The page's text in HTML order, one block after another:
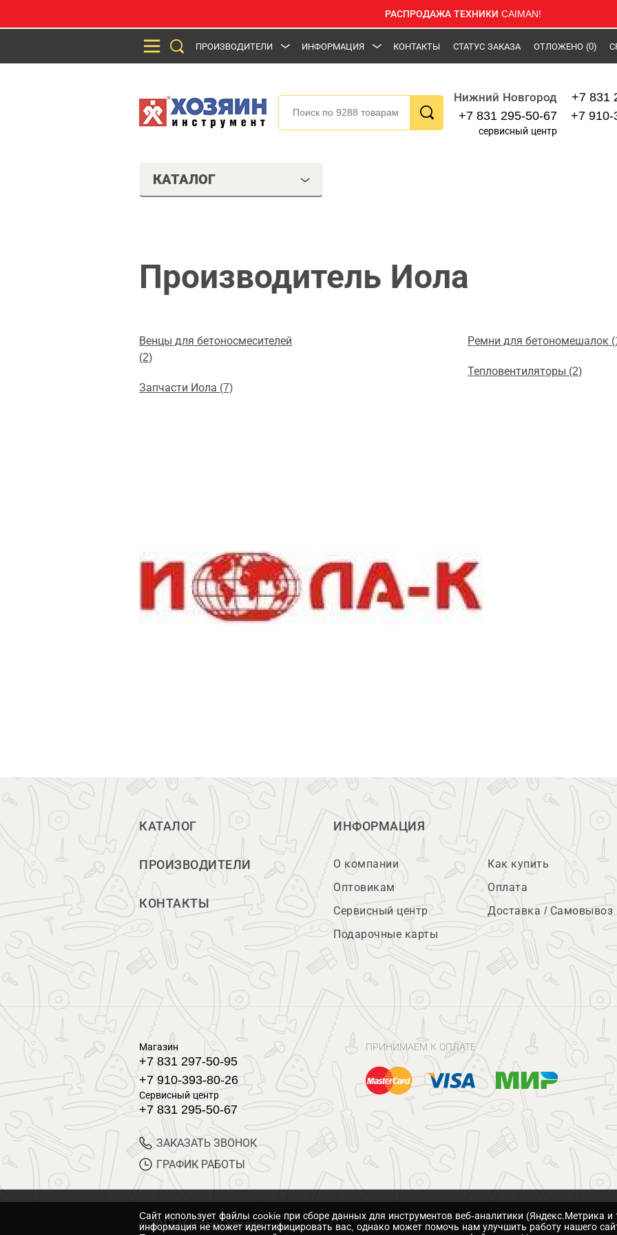
РАСПРОДАЖА ТЕХНИКИ CAIMAN!
ПРОИЗВОДИТЕЛИ ИНФОРМАЦИЯ КОНТАКТЫ СТАТУС ЗАКАЗА ОТЛОЖЕНО (0)
Нижний Новгород
+7 831 295-50-67
сервисный центр
+7 831
+7 910-
КАТАЛОГ
Производитель Иола
Венцы для бетоносмесителей
(2)
Запчасти Иола (7)
Ремни для бетономешалок
Тепловентиляторы (2)
КАТАЛОГ
ПРОИЗВОДИТЕЛИ
КОНТАКТЫ
ИНФОРМАЦИЯ
О компании
Оптовикам
Сервисный центр
Подарочные карты
Как купить
Оплата
Доставка / Самовывоз
Магазин
+7 831 297-50-95
+7 910-393-80-26
Сервисный центр
+7 831 295-50-67
ЗАКАЗАТЬ ЗВОНОК
ГРАФИК РАБОТЫ
ПРИНИМАЕМ К ОПЛАТЕ
© 2017 Магазин Хозяин
Cайт использует файлы cookie при сборе данных для инструментов веб-аналитики (Яндекс.Метрика
информация не может идентифицировать вас, однако может помочь нам улучшить работу нашего